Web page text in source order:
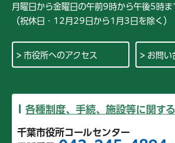
月曜日から金曜日の午前9時から午後5時ま
（祝休日・12月29日から1月3日を除く）
市役所へのアクセス お問い
各種制度、手続、施設等に関す
千葉市役所コールセンター